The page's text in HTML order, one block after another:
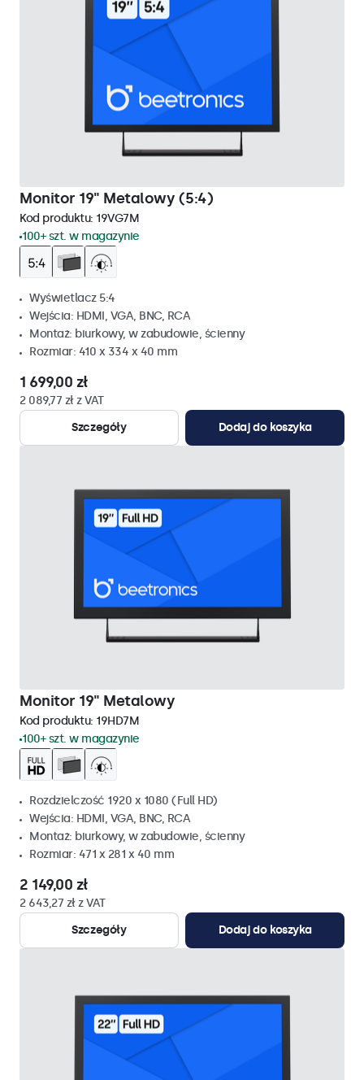
Monitor 19" Metalowy (5:4)
Kod produktu: 19VG7M
100+ szt. w magazynie
Wyświetlacz 5:4
Wejścia: HDMI, VGA, BNC, RCA
Montaż: biurkowy, w zabudowie, ścienny
Rozmiar: 410 x 334 x 40 mm
1 699,00 zł
2 089,77 zł z VAT
Szczegóły
Dodaj do koszyka
Monitor 19" Metalowy
Kod produktu: 19HD7M
100+ szt. w magazynie
Rozdzielczość 1920 x 1080 (Full HD)
Wejścia: HDMI, VGA, BNC, RCA
Montaż: biurkowy, w zabudowie, ścienny
Rozmiar: 471 x 281 x 40 mm
2 149,00 zł
2 643,27 zł z VAT
Szczegóły
Dodaj do koszyka